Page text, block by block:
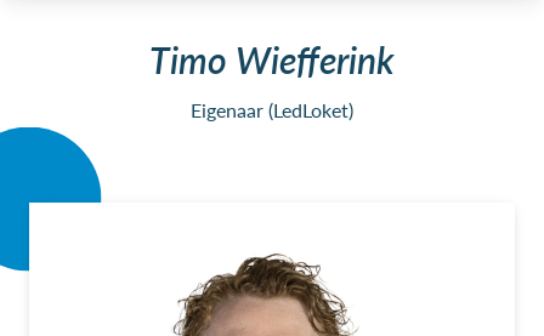
Timo Wiefferink
Eigenaar (LedLoket)